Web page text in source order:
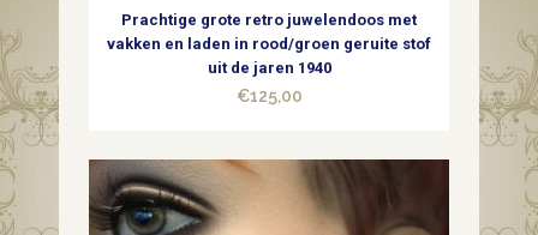
Prachtige grote retro juwelendoos met
vakken en laden in rood/groen geruite stof
uit de jaren 1940
€125,00